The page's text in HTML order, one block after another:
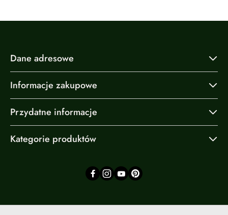
Dane adresowe
Informacje zakupowe
Przydatne informacje
Kategorie produktów